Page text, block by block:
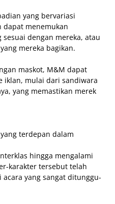
yang bervariasi
dapat menemukan
dengan mereka, atau
mereka bagikan.
maskot, M&M dapat
iklan, mulai dari sandiwara
yang memastikan merek
terdepan dalam
hingga mengalami
karakter tersebut telah
yang sangat ditunggu-